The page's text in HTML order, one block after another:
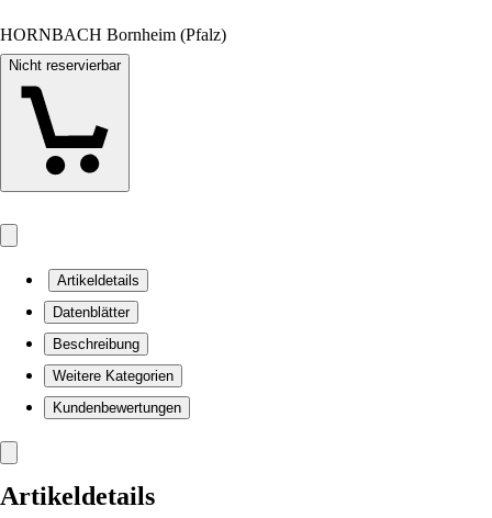
HORNBACH Bornheim (Pfalz)
Nicht reservierbar
Artikeldetails
Datenblätter
Beschreibung
Weitere Kategorien
Kundenbewertungen
Artikeldetails